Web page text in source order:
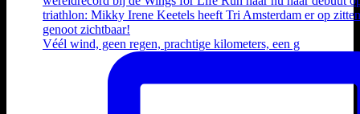
Véél wind, geen regen, prachtige kilometers, een g